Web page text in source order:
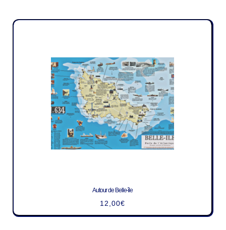
Autour de Belle-île
12,00€